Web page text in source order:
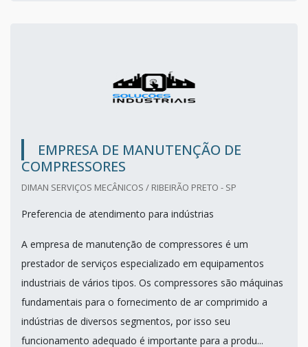
EMPRESA DE MANUTENÇÃO DE
COMPRESSORES
DIMAN SERVIÇOS MECÂNICOS / RIBEIRÃO PRETO - SP
Preferencia de atendimento para indústrias
A empresa de manutenção de compressores é um
prestador de serviços especializado em equipamentos
industriais de vários tipos. Os compressores são máquinas
fundamentais para o fornecimento de ar comprimido a
indústrias de diversos segmentos, por isso seu
funcionamento adequado é importante para a produ...